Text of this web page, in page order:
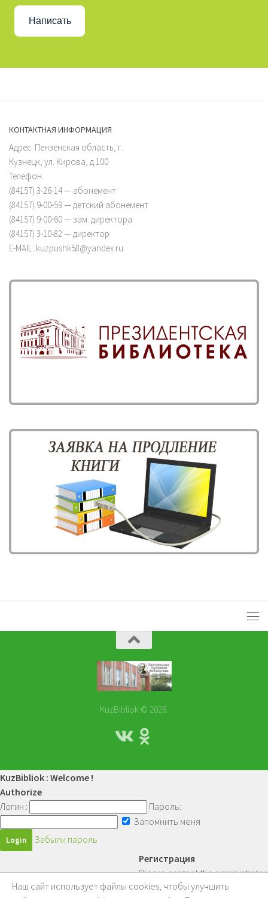
Написать
КОНТАКТНАЯ ИНФОРМАЦИЯ
Адрес: Пензенская область, г.
Кузнецк, ул. Кирова, д.100
Телефон:
(84157) 3-26-14 — абонемент
(84157) 9-00-59 — детский абонемент
(84157) 9-00-60 — зам. директора
(84157) 3-10-82 — директор
E-MAIL: kuzpushk58@yandex.ru
KuzBibliok © 2026.
Наш сайт использует файлы cookies, чтобы улучшить
KuzBibliok : Welcome !
Authorize
Логин :
Пароль:
Запомнить меня
Забыли пароль
Регистрация
Please contact the administrator.
Войти